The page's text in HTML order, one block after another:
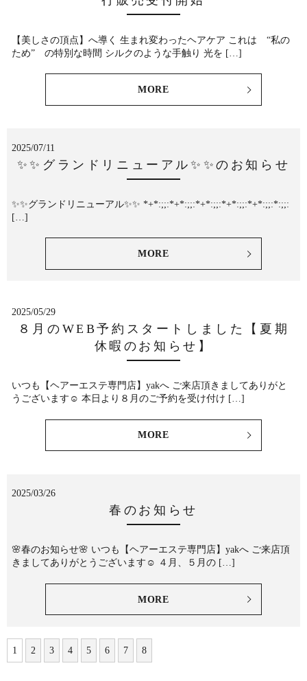
【美しさの頂点】へ導く 生まれ変わったヘアケア これは “私の
ため” の特別な時間 シルクのような手触り 光を […]
MORE
2025/07/11
✨✨グランドリニューアル✨✨のお知らせ
✨✨グランドリニューアル✨✨ *+*:;;:*+*:;;:*+*:;;:*+*:;;:*+*:;;:*:;;:
[…]
MORE
2025/05/29
８月のWEB予約スタートしました【夏期
休暇のお知らせ】
いつも【ヘアーエステ専門店】yakへ ご来店頂きましてありがと
うございます☺︎ 本日より８月のご予約を受け付け […]
MORE
2025/03/26
春のお知らせ
🌸春のお知らせ🌸 いつも【ヘアーエステ専門店】yakへ ご来店頂
きましてありがとうございます☺︎ ４月、５月の […]
MORE
1 2 3 4 5 6 7 8